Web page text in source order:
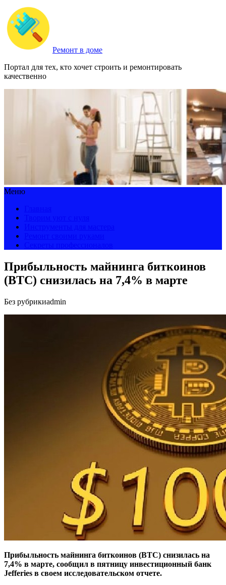
Ремонт в доме
Портал для тех, кто хочет строить и ремонтировать
качественно
Меню
Прибыльность майнинга биткоинов
(BTC) снизилась на 7,4% в марте
Без рубрикиadmin
Прибыльность майнинга биткоинов (BTC) снизилась на
7,4% в марте, сообщил в пятницу инвестиционный банк
Jefferies в своем исследовательском отчете.